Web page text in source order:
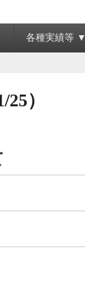
各種実績等 ▼
）